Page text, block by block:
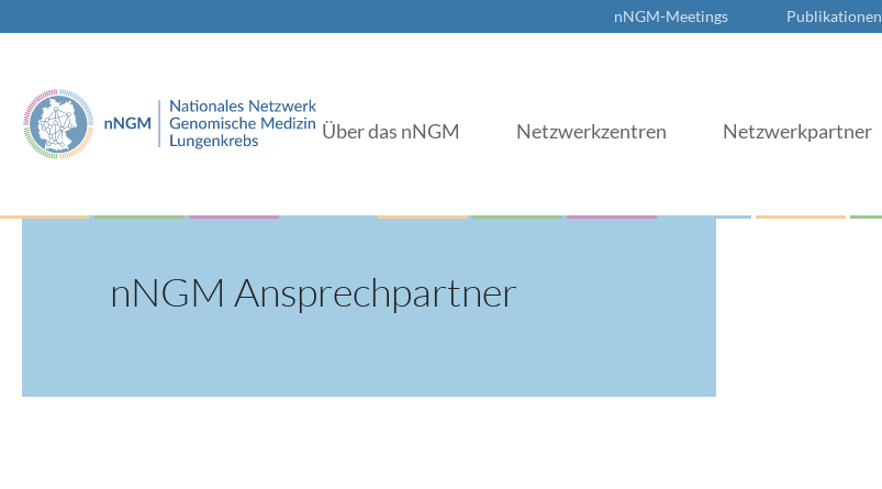
nNGM-Meetings Publikationen
Über das nNGM Netzwerkzentren Netzwerkpartner
nNGM Ansprechpartner